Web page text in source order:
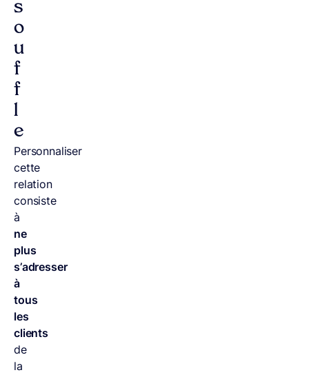
s
o
u
f
f
l
e
Personnaliser
cette
relation
consiste
à
ne
plus
s’adresser
à
tous
les
clients
de
la